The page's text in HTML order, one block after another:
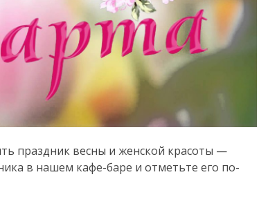
праздник весны и женской красоты —
в нашем кафе-баре и отметьте его по-